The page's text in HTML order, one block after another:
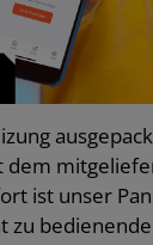
dem
ist unser
zu